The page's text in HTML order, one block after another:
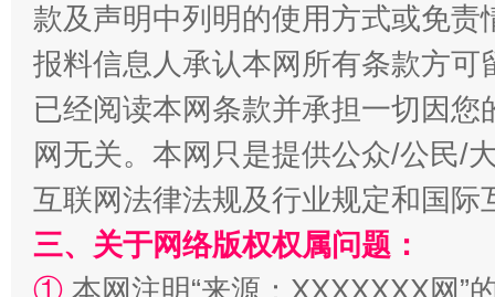
全民健身五年计划来了！等你上场
款及声明中列明的使用方式或免责
报料信息人承认本网所有条款方
已经阅读本网条款并承担一切因
网无关。本网只是提供公众/公民/
互联网法律法规及行业规定和国
三、关于网络版权权属问题：
① 本网注明“来源：XXXXXXX网”